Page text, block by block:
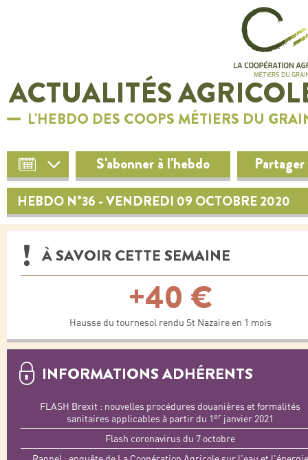
ACTUALITÉS
L'HEBDO DES COOPS MÉTIERS DU
S'abonner à l'hebdo Partager
HEBDO N°36 - VENDREDI 09 OCTOBRE 2020
À SAVOIR CETTE SEMAINE
+40 €
Hausse du tournesol rendu St Nazaire en 1 mois
INFORMATIONS ADHÉRENTS
FLASH Brexit : nouvelles procédures douanières et formalités
sanitaires applicables à partir du 1er janvier 2021
Flash coronavirus du 7 octobre